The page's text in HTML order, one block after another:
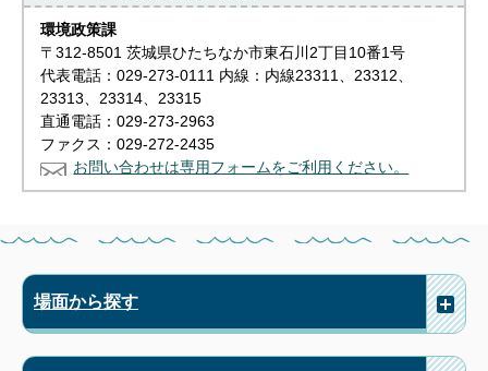
環境政策課
〒312-8501 茨城県ひたちなか市東石川2丁目10番1号
代表電話：029-273-0111 内線：内線23311、23312、
23313、23314、23315
直通電話：029-273-2963
ファクス：029-272-2435
お問い合わせは専用フォームをご利用ください。
場面から探す